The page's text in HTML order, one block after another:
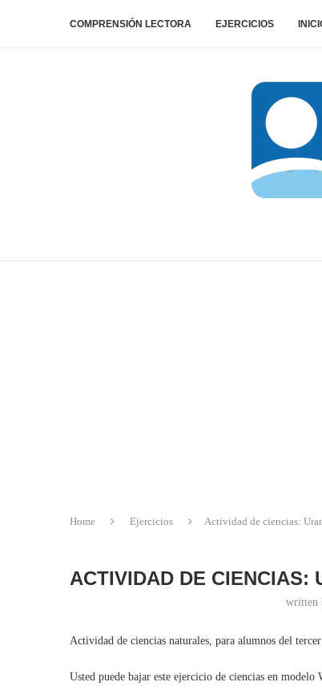
COMPRENSIÓN LECTORA EJERCICIOS
Home Ejercicios Actividad de ciencias:
ACTIVIDAD DE CIENCIAS:
written
Actividad de ciencias naturales, para alumnos del
Usted puede bajar este ejercicio de ciencias en